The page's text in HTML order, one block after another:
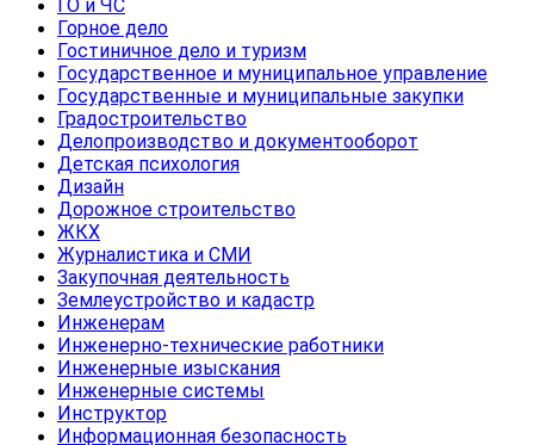
ГО и ЧС
Горное дело
Гостиничное дело и туризм
Государственное и муниципальное управление
Государственные и муниципальные закупки
Градостроительство
Делопроизводство и документооборот
Детская психология
Дизайн
Дорожное строительство
ЖКХ
Журналистика и СМИ
Закупочная деятельность
Землеустройство и кадастр
Инженерам
Инженерно-технические работники
Инженерные изыскания
Инженерные системы
Инструктор
Информационная безопасность